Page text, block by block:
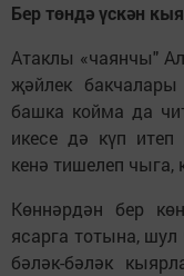
Бер төндә үскән
Атаклы «чаянчы"
җәйлек
башка койма да
икесе дә күп
кенә тишелеп чыга,
Көннәрдән бер
ясарга тотына,
бәләк-бәләк